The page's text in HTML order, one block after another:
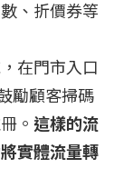
、折價券等
在門市入口
勵顧客掃碼
。 這樣的流
實體流量轉